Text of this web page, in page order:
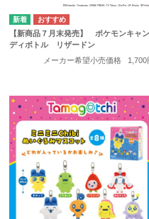
【新商品７月末発売】 ポケモンキャン
ディボトル リザードン
メーカー希望小売価格
1,700